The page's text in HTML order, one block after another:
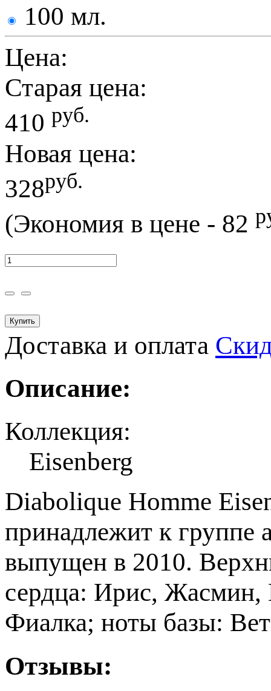
100 мл.
Цена:
Старая цена:
410 руб.
Новая цена:
328руб.
(Экономия в цене - 82
Купить
Доставка и оплата
Описание:
Коллекция:
Eisenberg
Diabolique Homme
принадлежит к группе
выпущен в 2010.
сердца: Ирис, Жасмин,
Фиалка; ноты базы:
Отзывы: